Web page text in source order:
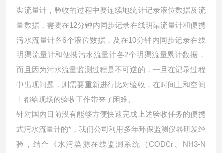
渠流量计，验收的过程中要连续地统计记录液位数据及流
量数据，需要在12分钟内同步记录在线明渠流量计和便携
污水流量计各6个液位数据，及在10分钟内同步记录在线
明渠流量计和便携污水流量计各2个明渠流量累计数据，
而且因为污水流量监测过程是不可逆的，一旦在记录过程
中出现问题，则需要重新进行比对验收，在时间上和空间
上都给现场的验收工作带来了困难。
针对国内目前没有能够方便快速完成上述验收任务的便携
式污水流量计的*，我们公司利用多年环保监测仪器研发经
验，结合《水污染源在线监测系统（ CODCr、NH3-N